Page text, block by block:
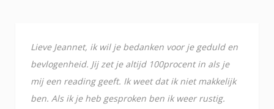
Lieve Jeannet, ik wil je bedanken voor je geduld en
bevlogenheid. Jij zet je altijd 100procent in als je
mij een reading geeft. Ik weet dat ik niet makkelijk
ben. Als ik je heb gesproken ben ik weer rustig.